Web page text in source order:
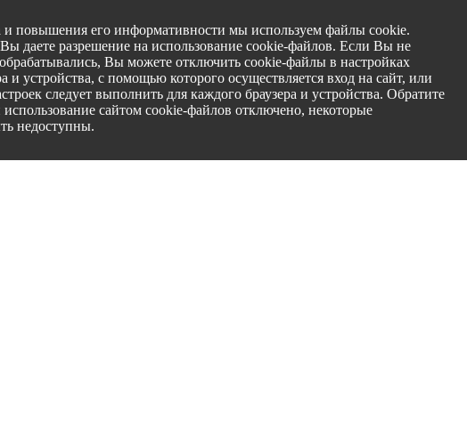
и повышения его информативности мы используем файлы cookie.
даете разрешение на использование cookie-файлов. Если Вы не
Вы можете отключить cookie-файлы в настройках
и устройства, с помощью которого осуществляется вход на сайт, или
следует выполнить для каждого браузера и устройства. Обратите
сайтом cookie-файлов отключено, некоторые
недоступны.